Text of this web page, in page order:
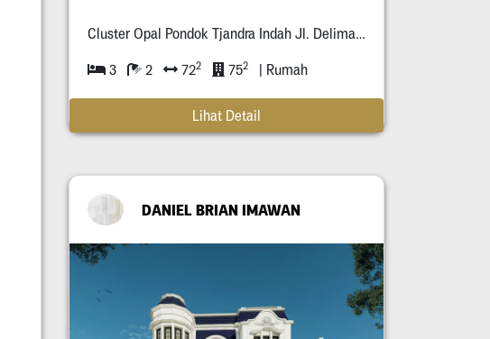
Cluster Opal Pondok Tjandra Indah Jl. Delima * No. **
3 2 722 752 | Rumah
Lihat Detail
DANIEL BRIAN IMAWAN